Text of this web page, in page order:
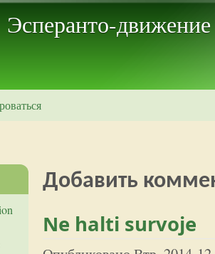
Эсперанто-
Добавить
Ne halti survoje